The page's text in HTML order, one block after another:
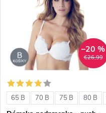
t
o
t
o
v
€26,99
–20 %
65 B 70 B 75 B 80 B